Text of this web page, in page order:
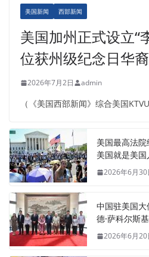
美国新闻 西部新闻
美国加州正式设立“
位获州级纪念日华
2026年7月2日 admin
（《美国西部新闻》综合美国
美国最高法院
美国就是美国
2026年6月30
中国驻美国
德·萨科尔斯
2026年6月20